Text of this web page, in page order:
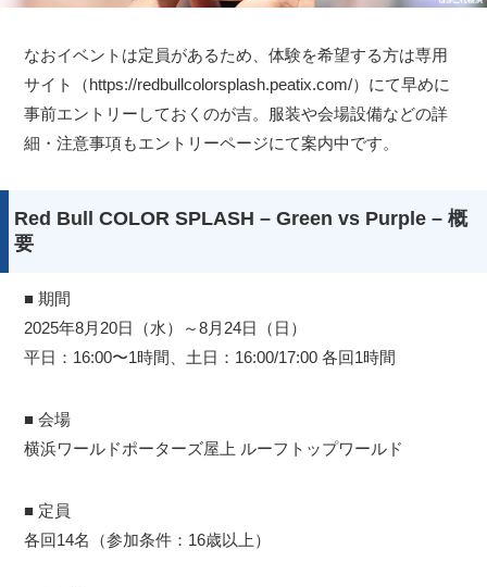
なおイベントは定員があるため、体験を希望する方は専用
サイト（https://redbullcolorsplash.peatix.com/）にて早めに
事前エントリーしておくのが吉。服装や会場設備などの詳
細・注意事項もエントリーページにて案内中です。
Red Bull COLOR SPLASH – Green vs Purple – 概
要
■ 期間
2025年8月20日（水）～8月24日（日）
平日：16:00〜1時間、土日：16:00/17:00 各回1時間
■ 会場
横浜ワールドポーターズ屋上 ルーフトップワールド
■ 定員
各回14名（参加条件：16歳以上）